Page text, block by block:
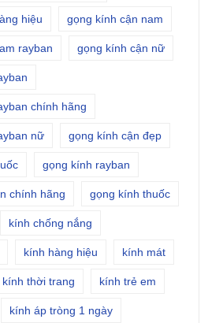
hiệu gọng kính cận nam
rayban gọng kính cận nữ
chính hãng
nữ gọng kính cận đẹp
gọng kính rayban
chính hãng gọng kính thuốc
kính chống nắng
kính hàng hiệu kính mát
kính thời trang kính trẻ em
kính áp tròng 1 ngày